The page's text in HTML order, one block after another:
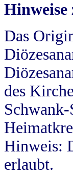
Das
des
Hinweis:
erlaubt.